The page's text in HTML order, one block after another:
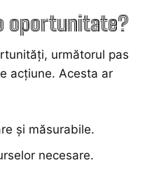
oportunitate?
următorul pas
acțiune. Acesta ar
și măsurabile.
necesare.